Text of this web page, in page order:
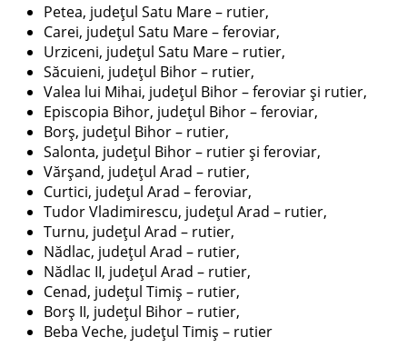
Petea, judeţul Satu Mare – rutier,
Carei, judeţul Satu Mare – feroviar,
Urziceni, judeţul Satu Mare – rutier,
Săcuieni, judeţul Bihor – rutier,
Valea lui Mihai, judeţul Bihor – feroviar şi rutier,
Episcopia Bihor, judeţul Bihor – feroviar,
Borş, judeţul Bihor – rutier,
Salonta, judeţul Bihor – rutier şi feroviar,
Vărşand, judeţul Arad – rutier,
Curtici, judeţul Arad – feroviar,
Tudor Vladimirescu, judeţul Arad – rutier,
Turnu, judeţul Arad – rutier,
Nădlac, judeţul Arad – rutier,
Nădlac II, judeţul Arad – rutier,
Cenad, judeţul Timiş – rutier,
Borş II, judeţul Bihor – rutier,
Beba Veche, judeţul Timiş – rutier